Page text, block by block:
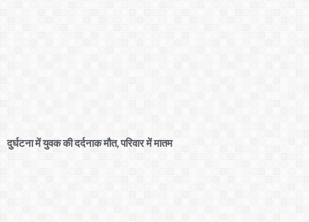
दुर्घटना में युवक की दर्दनाक मौत, परिवार में मातम